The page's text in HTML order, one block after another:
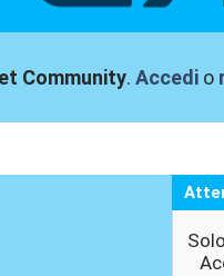
Community.Accedi o